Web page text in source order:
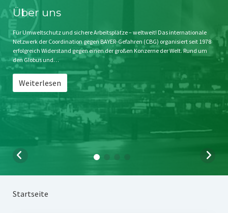
Impressum
Störfälle
Jahrestagung
SPENDEN
Über uns
Für Umweltschutz und sichere Arbeitsplätze – weltweit! Das internationale
Netzwerk der Coordination gegen BAYER-Gefahren (CBG) organisiert seit 1978
erfolgreich Widerstand gegen einen der großen Konzerne der Welt. Rund um
den Globus und…
Weiterlesen
Startseite